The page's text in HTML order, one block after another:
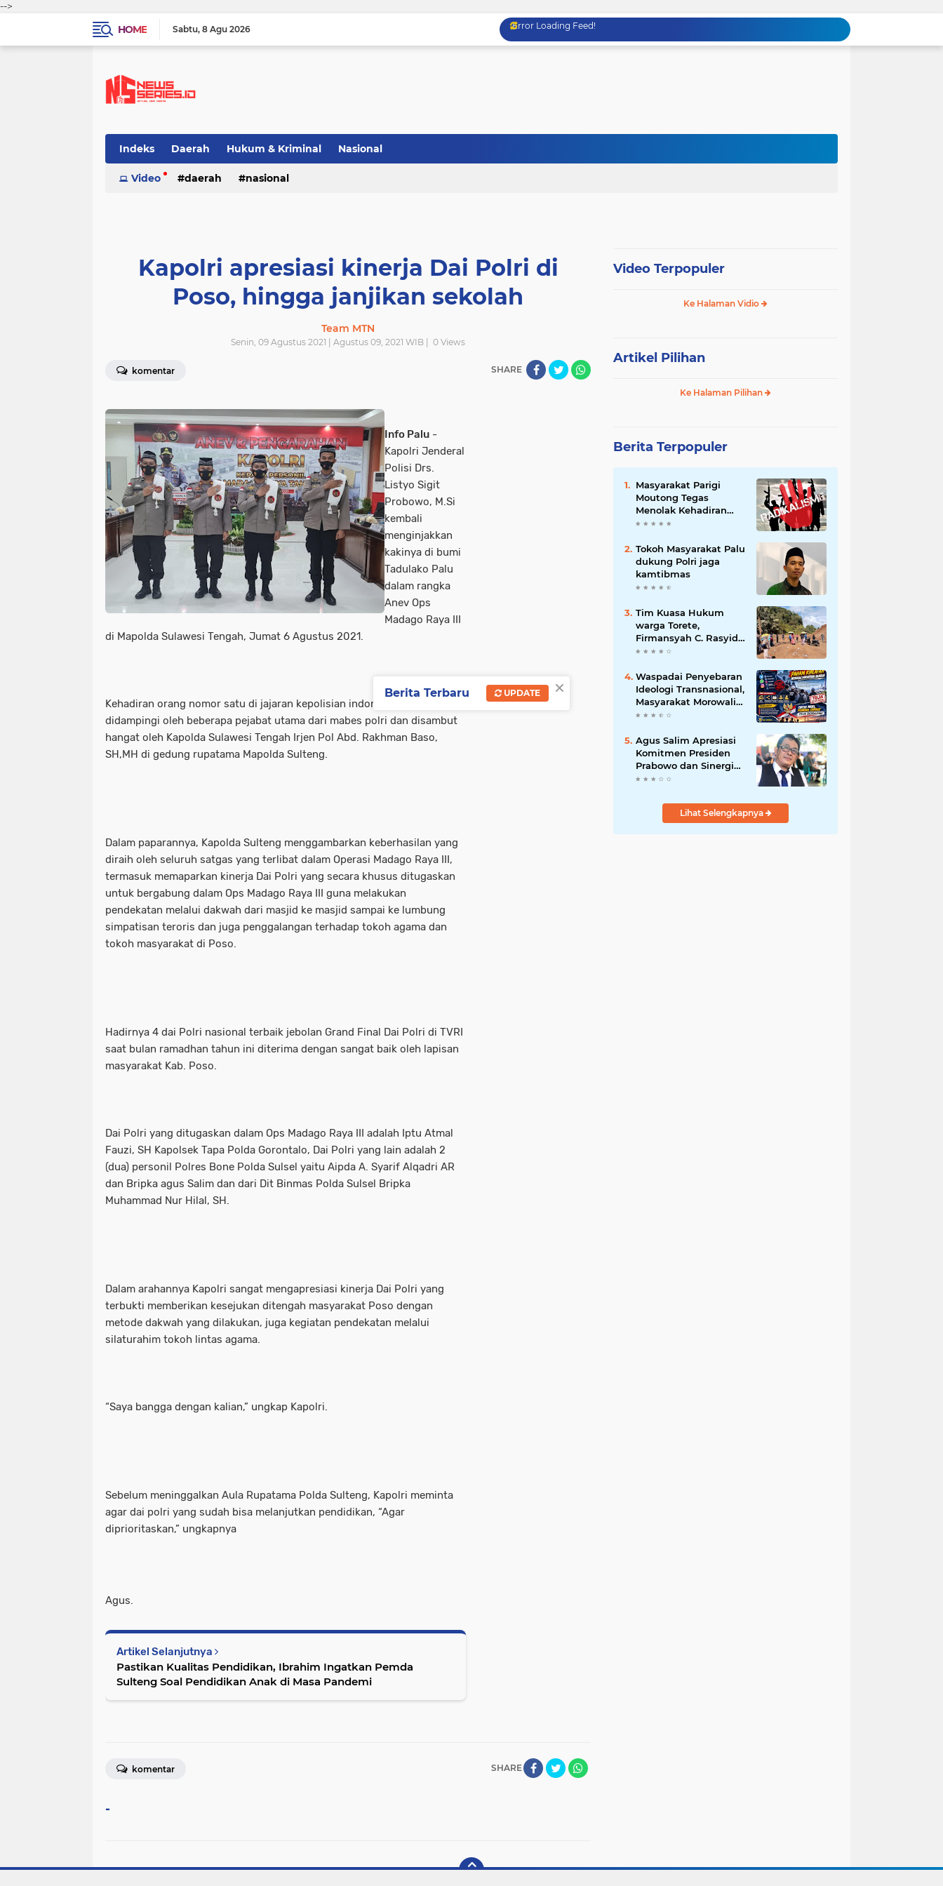
-->
HOME
Sabtu 8 Agu 2026 Error Loading Feed!
Indeks Daerah Hukum & Kriminal Nasional
Video daerah nasional
Kapolri apresiasi kinerja Dai Polri di
Poso, hingga janjikan sekolah
Team MTN
Senin, 09 Agustus 2021 | Agustus 09, 2021 WIB | 0 Views
komentar SHARE
Info Palu -
Kapolri Jenderal
Polisi Drs.
Listyo Sigit
Probowo, M.Si
kembali
menginjakkan
kakinya di bumi
Tadulako Palu
dalam rangka
Anev Ops
Madago Raya III
di Mapolda Sulawesi Tengah, Jumat 6 Agustus 2021.
Kehadiran orang nomor satu di jajaran kepolisian indonesia ini,
didampingi oleh beberapa pejabat utama dari mabes polri dan disambut
hangat oleh Kapolda Sulawesi Tengah Irjen Pol Abd. Rakhman Baso,
SH,MH di gedung rupatama Mapolda Sulteng.
Dalam paparannya, Kapolda Sulteng menggambarkan keberhasilan yang
diraih oleh seluruh satgas yang terlibat dalam Operasi Madago Raya III,
termasuk memaparkan kinerja Dai Polri yang secara khusus ditugaskan
untuk bergabung dalam Ops Madago Raya III guna melakukan
pendekatan melalui dakwah dari masjid ke masjid sampai ke lumbung
simpatisan teroris dan juga penggalangan terhadap tokoh agama dan
tokoh masyarakat di Poso.
Hadirnya 4 dai Polri nasional terbaik jebolan Grand Final Dai Polri di TVRI
saat bulan ramadhan tahun ini diterima dengan sangat baik oleh lapisan
masyarakat Kab. Poso.
Dai Polri yang ditugaskan dalam Ops Madago Raya III adalah Iptu Atmal
Fauzi, SH Kapolsek Tapa Polda Gorontalo, Dai Polri yang lain adalah 2
(dua) personil Polres Bone Polda Sulsel yaitu Aipda A. Syarif Alqadri AR
dan Bripka agus Salim dan dari Dit Binmas Polda Sulsel Bripka
Muhammad Nur Hilal, SH.
Dalam arahannya Kapolri sangat mengapresiasi kinerja Dai Polri yang
terbukti memberikan kesejukan ditengah masyarakat Poso dengan
metode dakwah yang dilakukan, juga kegiatan pendekatan melalui
silaturahim tokoh lintas agama.
“Saya bangga dengan kalian,” ungkap Kapolri.
Sebelum meninggalkan Aula Rupatama Polda Sulteng, Kapolri meminta
agar dai polri yang sudah bisa melanjutkan pendidikan, “Agar
diprioritaskan,” ungkapnya
Agus.
Artikel Selanjutnya
Pastikan Kualitas Pendidikan, Ibrahim Ingatkan Pemda
Sulteng Soal Pendidikan Anak di Masa Pandemi
SHARE
komentar
-
Video Terpopuler
Ke Halaman Vidio
Artikel Pilihan
Ke Halaman Pilihan
Berita Terpopuler
Masyarakat Parigi
Moutong Tegas
Menolak Kehadiran
Ormas Radikal
Tokoh Masyarakat Palu
dukung Polri jaga
kamtibmas
Tim Kuasa Hukum
warga Torete,
Firmansyah C. Rasyid,
S.H., menyampaikan
atas kesalahpahaman
yang berkembang di
ruang publik
Waspadai Penyebaran
Ideologi Transnasional,
Masyarakat Morowali
Diajak Perkuat
Wawasan Kebangsaan
Agus Salim Apresiasi
Komitmen Presiden
Prabowo dan Sinergi
Aparat Penegak
Pemberantasan
Lihat Selengkapnya
×
Berita Terbaru UPDATE